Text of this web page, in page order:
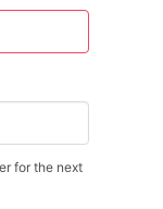
for the next